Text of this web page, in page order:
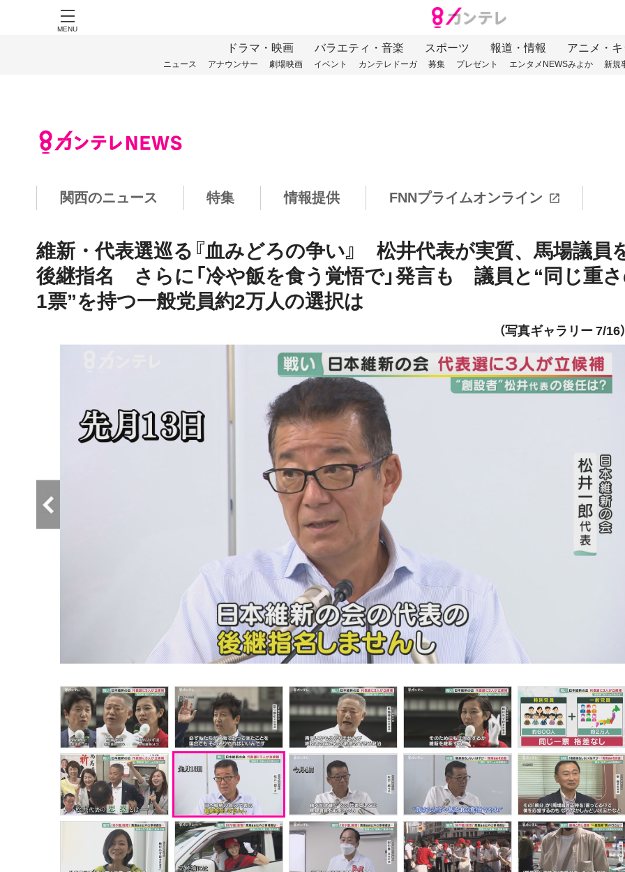
MENU
ドラマ・映画 バラエティ・音楽 スポーツ 報道・情報 アニメ・
ニュース アナウンサー 劇場映画 イベント カンテレドーガ 募集 プレゼント エンタメNEWSみよか 新規
関西のニュース 特集 情報提供 FNNプライムオンライン
維新・代表選巡る『血みどろの争い』 松井代表が実質、馬場議員
後継指名 さらに「冷や飯を食う覚悟で」発言も 議員と“同じ重
1票”を持つ一般党員約2万人の選択は
（写真ギャラリー 7/16